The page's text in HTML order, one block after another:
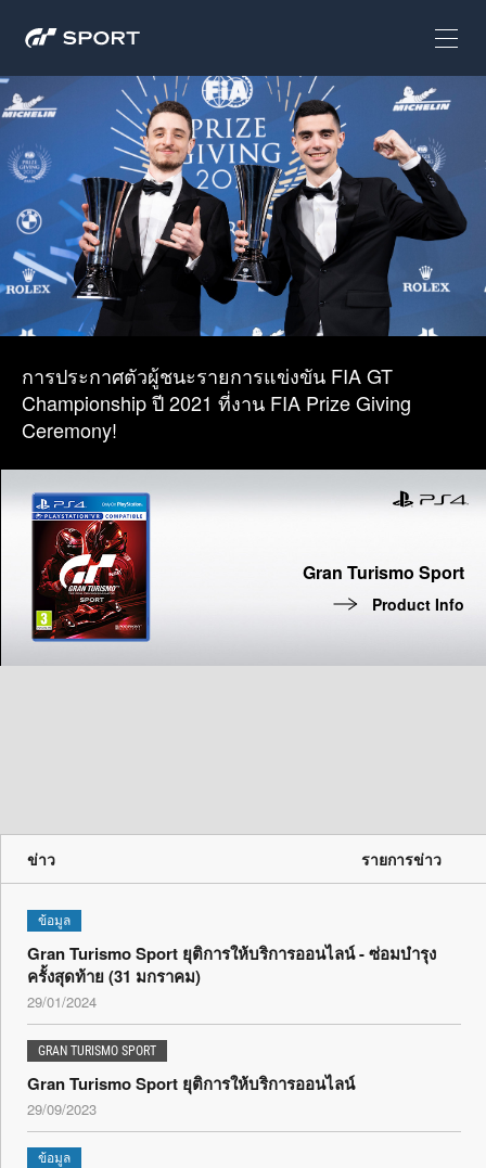
การประกาศตัวผู้ชนะรายการแข่งขัน FIA GT
Championship ปี 2021 ที่งาน FIA Prize Giving
Ceremony!
Gran Turismo Sport
Product Info
ข่าว รายการข่าว
ข้อมูล
Gran Turismo Sport ยุติการให้บริการออนไลน์ - ซ่อมบำรุง
ครั้งสุดท้าย (31 มกราคม)
29/01/2024
GRAN TURISMO SPORT
Gran Turismo Sport ยุติการให้บริการออนไลน์
29/09/2023
ข้อมูล